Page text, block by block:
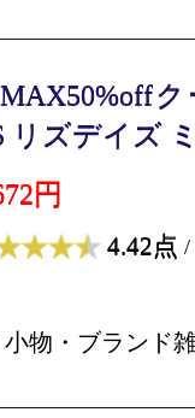
MAX50%off
リズデイズ
円
4.42点 /
物・ブランド